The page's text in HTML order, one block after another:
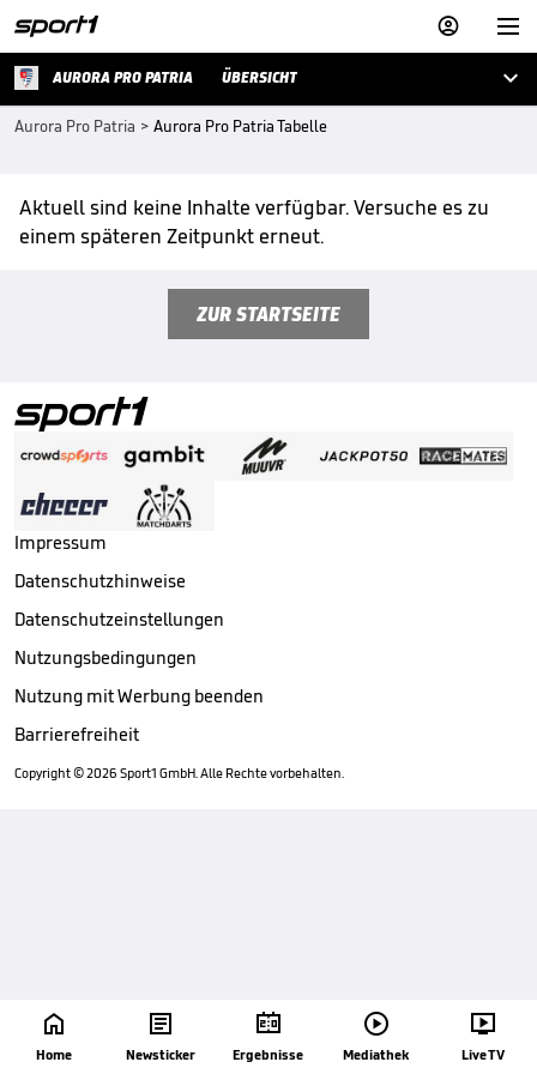


AURORA PRO PATRIA ÜBERSICHT 
Aurora Pro Patria > Aurora Pro Patria Tabelle
Aktuell sind keine Inhalte verfügbar. Versuche es zu
einem späteren Zeitpunkt erneut.

Home

Newsticker

Ergebnisse

Mediathek

Live TV
ZUR STARTSEITE
Impressum
Datenschutzhinweise
Datenschutzeinstellungen
Nutzungsbedingungen
Nutzung mit Werbung beenden
Barrierefreiheit
Copyright ©2026 Sport1 GmbH. Alle Rechte vorbehalten.